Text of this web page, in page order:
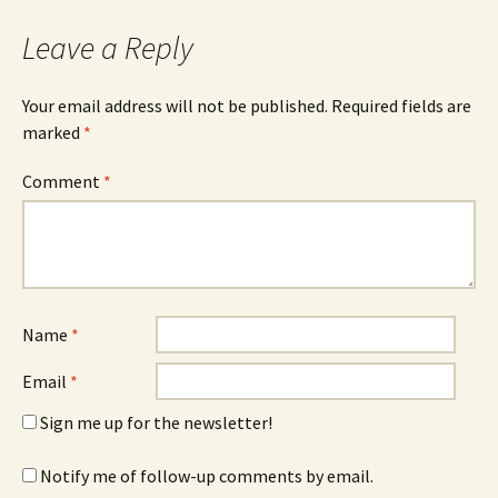
Leave a Reply
Your email address will not be published. Required fields are
marked *
Comment *
Name *
Email *
Sign me up for the newsletter!
Notify me of follow-up comments by email.